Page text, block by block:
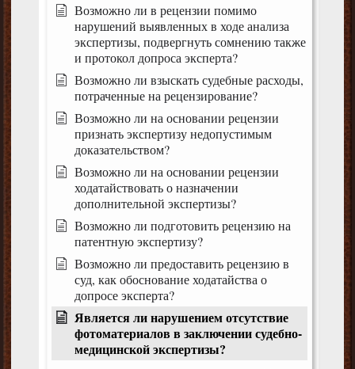
Возможно ли в рецензии помимо
нарушений выявленных в ходе анализа
экспертизы, подвергнуть сомнению также
и протокол допроса эксперта?
Возможно ли взыскать судебные расходы,
потраченные на рецензирование?
Возможно ли на основании рецензии
признать экспертизу недопустимым
доказательством?
Возможно ли на основании рецензии
ходатайствовать о назначении
дополнительной экспертизы?
Возможно ли подготовить рецензию на
патентную экспертизу?
Возможно ли предоставить рецензию в
суд, как обоснование ходатайства о
допросе эксперта?
Является ли нарушением отсутствие
фотоматериалов в заключении судебно-
медицинской экспертизы?